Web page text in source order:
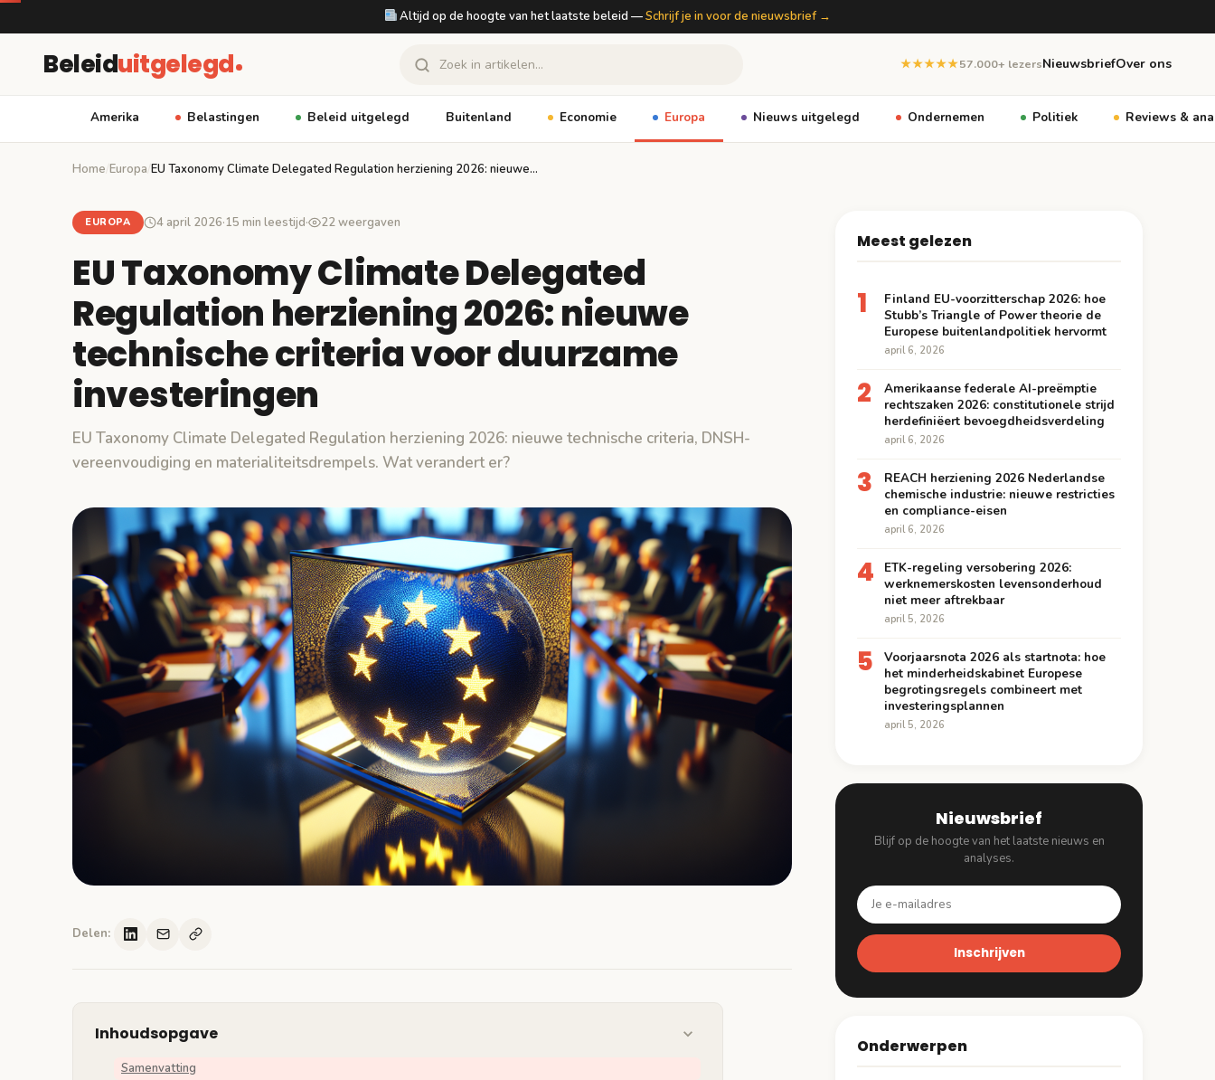
Altijd op de hoogte van het laatste beleid —Schrijf je in voor de nieuwsbrief →
Beleiduitgelegd ★★★★★57.000+ lezersNieuwsbriefOver ons
Amerika Belastingen Beleid uitgelegd Buitenland Economie Europa Nieuws uitgelegd Ondernemen Politiek Reviews &
Home Europa EU Taxonomy Climate Delegated Regulation herziening 2026: nieuwe…
EUROPA 4 april 2026·15 min leestijd· 22 weergaven
EU Taxonomy Climate Delegated
Regulation herziening 2026: nieuwe
technische criteria voor duurzame
investeringen
EU Taxonomy Climate Delegated Regulation herziening 2026: nieuwe technische criteria, DNSH-
vereenvoudiging en materialiteitsdrempels. Wat verandert er?
Delen:
Inhoudsopgave
Samenvatting
Meest gelezen
1
Finland EU-voorzitterschap 2026: hoe
Stubb’s Triangle of Power theorie de
Europese buitenlandpolitiek hervormt
april 6, 2026
2
Amerikaanse federale AI-preëmptie
rechtszaken 2026: constitutionele strijd
herdefiniëert bevoegdheidsverdeling
april 6, 2026
3
REACH herziening 2026 Nederlandse
chemische industrie: nieuwe restricties
en compliance-eisen
april 6, 2026
4
ETK-regeling versobering 2026:
werknemerskosten levensonderhoud
niet meer aftrekbaar
april 5, 2026
5
Voorjaarsnota 2026 als startnota: hoe
het minderheidskabinet Europese
begrotingsregels combineert met
investeringsplannen
april 5, 2026
Nieuwsbrief
Blijf op de hoogte van het laatste nieuws en
analyses.
Inschrijven
Onderwerpen